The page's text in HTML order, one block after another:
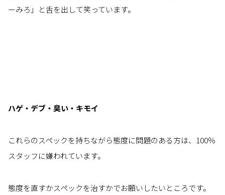
ーみろ」と舌を出して笑っています。
ハゲ・デブ・臭い・キモイ
これらのスペックを持ちながら態度に問題のある方は、100％
スタッフに嫌われています。
態度を直すかスペックを治すかでお願いしたいところです。